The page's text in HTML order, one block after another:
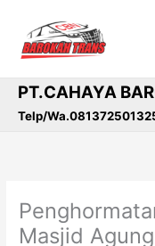
konten
PT.CAHAYA
Telp/
Masjid